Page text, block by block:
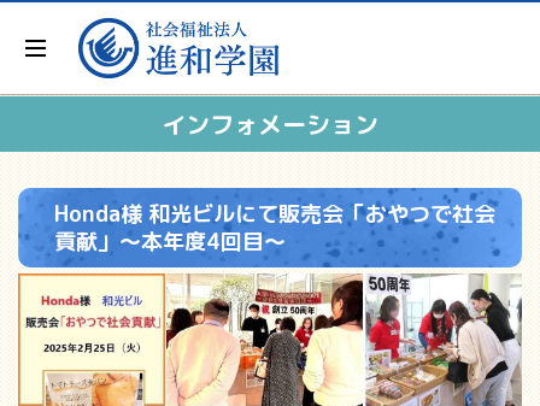
インフォメーション
Honda様 和光ビルにて販売会「おやつで社会
貢献」～本年度4回目～